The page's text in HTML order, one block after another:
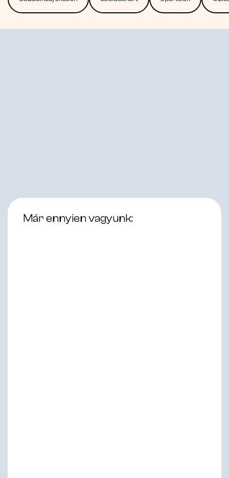
Már ennyien vagyunk: